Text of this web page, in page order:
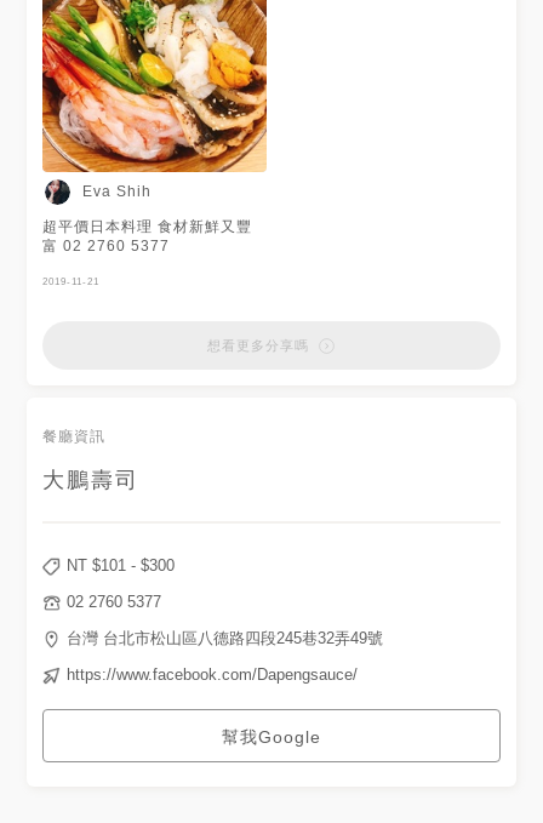
Eva Shih
超平價日本料理 食材新鮮又豐
富 02 2760 5377
2019-11-21
想看更多分享嗎
餐廳資訊
大鵬壽司
NT $101 - $300
02 2760 5377
台灣 台北市松山區八德路四段245巷32弄49號
https://www.facebook.com/Dapengsauce/
幫我Google